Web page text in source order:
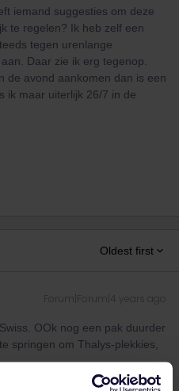
iemand suggesties om deze
te regelen? Ik heb zelf een
tegen urenlange
Daar zie ik erg tegenop.
de avond aankomen dan is een
ik maar uiterlijk 26/7 in de
Oldest first
Forum|Forum|4 years ago
OOk nog een pak duurder
springen om Thalys-plekkies,
niet perse in die lichtstad-